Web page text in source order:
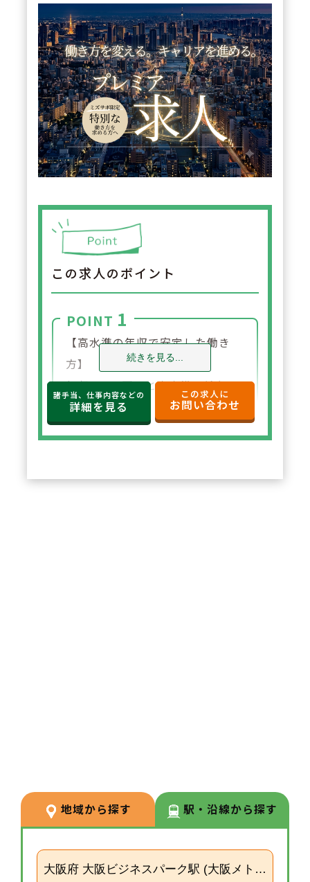
この求人のポイント
POINT 1
【高水準の年収で安定した働き
方】
年収650万円～と高水準の給与設
定。年俸制で収入の見通しも立て
やすく、選択した都道府県内で安
ーターや研修など＋αの業務チャ
レンジの可能性もございます。
続きを見る...
諸手当、仕事内容などの
詳細を見る
この求人に
お問い合わせ
地域から探す 駅・沿線から探す
大阪府 大阪ビジネスパーク駅 (大阪メトロ長堀鶴